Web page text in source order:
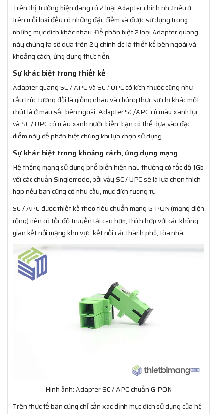
Trên thị trường hiện đang có 2 loại Adapter chính như nêu ở
trên mỗi loại đều có những đặc điểm và được sử dụng trong
những mục đích khác nhau. Để phân biệt 2 loại Adapter quang
này chúng ta sẽ dựa trên 2 ý chính đó là thiết kế bên ngoài và
khoảng cách, ứng dụng thực tiễn.
Sự khác biệt trong thiết kế
Adapter quang SC / APC và SC / UPC có kích thước cũng như
cấu trúc tương đối là giống nhau và chúng thực sự chỉ khác một
chút là ở màu sắc bên ngoài. Adapter SC/APC có màu xanh lục
và SC / UPC có màu xanh nước biển, bạn có thể dựa vào đặc
điểm này để phân biệt chúng khi lựa chọn sử dụng.
Sự khác biệt trong khoảng cách, ứng dụng mạng
Hệ thống mạng sử dụng phổ biến hiện nay thường có tốc độ 1Gb
với các chuẩn Singlemode, bởi vậy SC / UPC sẽ là lựa chọn thích
hợp nếu bạn cũng có nhu cầu, mục đích tương tự.
SC / APC được thiết kế theo tiêu chuẩn mạng G-PON (mạng diện
rộng) nên có tốc độ truyền tải cao hơn, thích hợp với các không
gian kết nối mạng khu vực, kết nối các thành phố, tòa nhà.
Hình ảnh: Adapter SC / APC chuẩn G-PON
Trên thực tế bạn cũng chỉ cần xác định mục đích sử dụng của hệ